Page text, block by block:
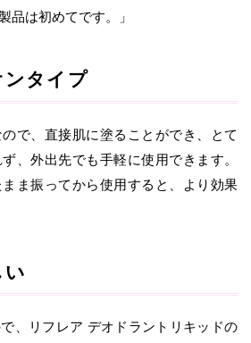
品は初めてです。」
ンタイプ
ので、直接肌に塗ることができ、とて
、外出先でも手軽に使用できます。
ま振ってから使用すると、より効果
い
で、リフレア デオドラントリキッドの